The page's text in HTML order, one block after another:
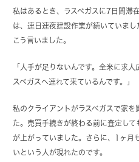
私はあるとき、ラスベガスに7日間滞
は、連日連夜建設作業が続いていま
こう言いました。
「人手が足りないんです。全米に求
スベガスへ連れて来ているんです。」
私のクライアントがラスベガスで家
た。売買手続きが終わる前に査定し
が上がっていました。さらに、1ヶ月
いという人が現れたのです。